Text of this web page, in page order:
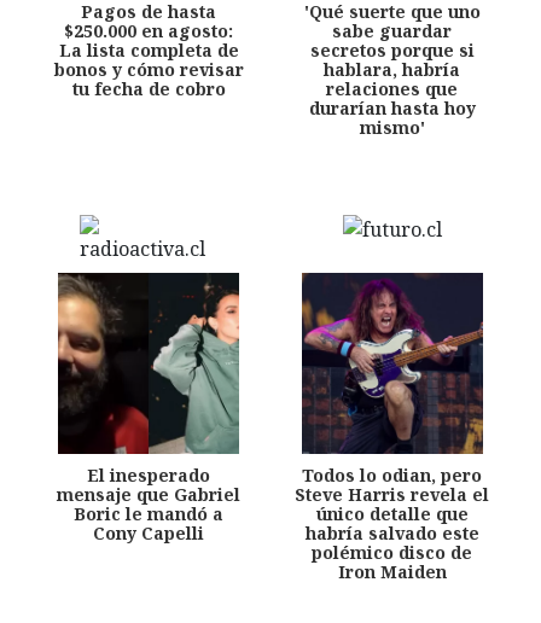
Pagos de hasta
$250.000 en agosto:
La lista completa de
bonos y cómo revisar
tu fecha de cobro
'Qué suerte que uno
sabe guardar
secretos porque si
hablara, habría
relaciones que
durarían hasta hoy
mismo'
El inesperado
mensaje que Gabriel
Boric le mandó a
Cony Capelli
Todos lo odian, pero
Steve Harris revela el
único detalle que
habría salvado este
polémico disco de
Iron Maiden